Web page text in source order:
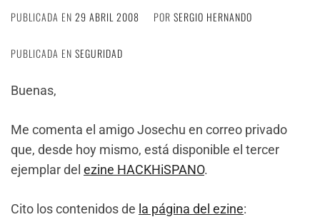
PUBLICADA EN 29 ABRIL 2008 POR SERGIO HERNANDO
PUBLICADA EN SEGURIDAD
Buenas,
Me comenta el amigo Josechu en correo privado
que, desde hoy mismo, está disponible el tercer
ejemplar del ezine HACKHiSPANO.
Cito los contenidos de la página del ezine: